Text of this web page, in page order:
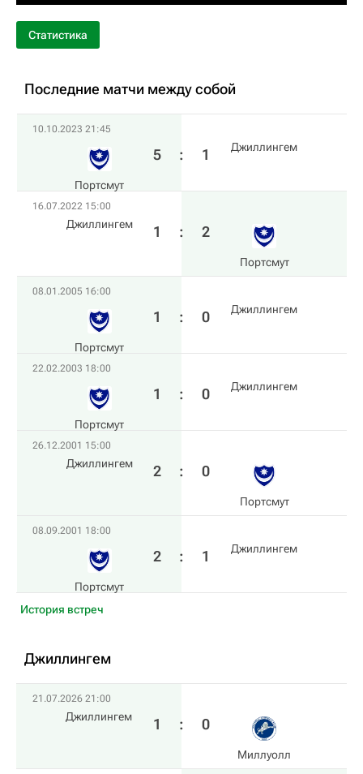
Статистика
Последние матчи между собой
10.10.2023 21:45
Пoртсмут
5 : 1 Джиллингем
16.07.2022 15:00
Джиллингем 1 : 2
Пoртсмут
08.01.2005 16:00
Пoртсмут
1 : 0 Джиллингем
22.02.2003 18:00
Пoртсмут
1 : 0 Джиллингем
26.12.2001 15:00
Джиллингем 2 : 0
Пoртсмут
08.09.2001 18:00
Пoртсмут
2 : 1 Джиллингем
История встреч
Джиллингем
21.07.2026 21:00
Джиллингем 1 : 0
Миллуолл